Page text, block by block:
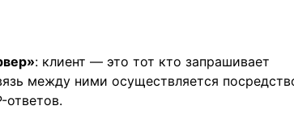
: клиент — это тот кто запрашивает
между ними осуществляется